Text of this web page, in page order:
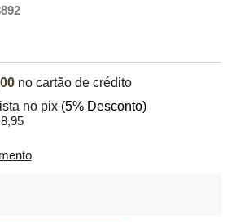
no cartão de crédito
no pix (5% Desconto)